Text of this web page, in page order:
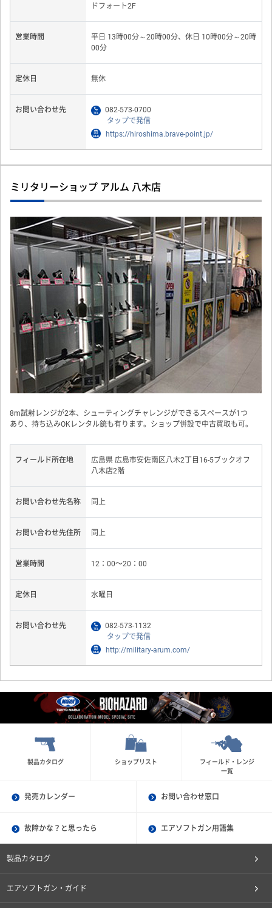
ドフォート2F
営業時間
平日 13時00分～20時00分、休日 10時00分～20時
00分
定休日 無休
お問い合わせ先
082-573-0700
タップで発信
https://hiroshima.brave-point.jp/
ミリタリーショップ アルム 八木店
Previous Next
8m試射レンジが2本、シューティングチャレンジができるスペースが1つ
あり、持ち込みOKレンタル銃も有ります。ショップ併設で中古買取も可。
フィールド所在地
広島県 広島市安佐南区八木2丁目16-5ブックオフ
八木店2階
お問い合わせ先名称 同上
お問い合わせ先住所 同上
営業時間 12：00〜20：00
定休日 水曜日
お問い合わせ先
082-573-1132
タップで発信
http://military-arum.com/
製品カタログ ショップリスト
フィールド・レンジ
一覧
発売カレンダー お問い合わせ窓口
故障かな？と思ったら エアソフトガン用語集
製品カタログ
エアソフトガン・ガイド